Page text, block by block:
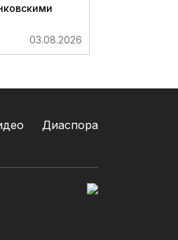
03.08.2026
Диаспора